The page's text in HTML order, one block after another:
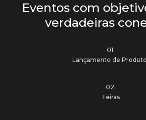
Eventos com
verdadeiras
01.
Lançamento de
02.
Feiras